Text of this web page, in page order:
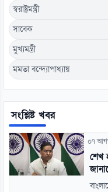
স্বরাষ্ট্রমন্ত্রী
সাবেক
মুখ্যমন্ত্রী
মমতা বন্দ্যোপাধ্যায়
সংশ্লিষ্ট খবর
০৭
শেখ